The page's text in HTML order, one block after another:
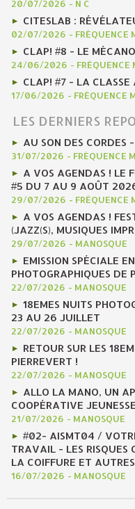
20/07/2026 - N C
CITESLAB :
02/07/2026 - FRÉQUENCE
CLAP! #8 - LE
24/06/2026 - FRÉQUENCE
CLAP! #7 - LA CLASSE
17/06/2026 - FRÉQUENCE
LES DERNIERS
AU SON DES
31/07/2026 - FRÉQUENCE
A VOS AGENDAS ! LE
#5 DU 7 AU 9 AOÛT
29/07/2026 - FRÉQUENCE
A VOS AGENDAS !
(JAZZ(S), MUSIQUES
29/07/2026 - MANOSQUE
EMISSION SPÉCIALE
PHOTOGRAPHIQUES DE
22/07/2026 - MANOSQUE
18EMES NUITS
23 AU 26 JUILLET
22/07/2026 - MANOSQUE
RETOUR SUR LES
PIERREVERT !
22/07/2026 - MANOSQUE
ALLO LA MANO, UN
COOPÉRATIVE
21/07/2026 - MANOSQUE
#02- AISMT04 /
TRAVAIL - LES RISQUES
LA COIFFURE ET AUTRES
16/07/2026 - MANOSQUE